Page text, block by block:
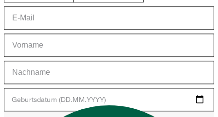
Geburtsdatum (DD.MM.YYYY)